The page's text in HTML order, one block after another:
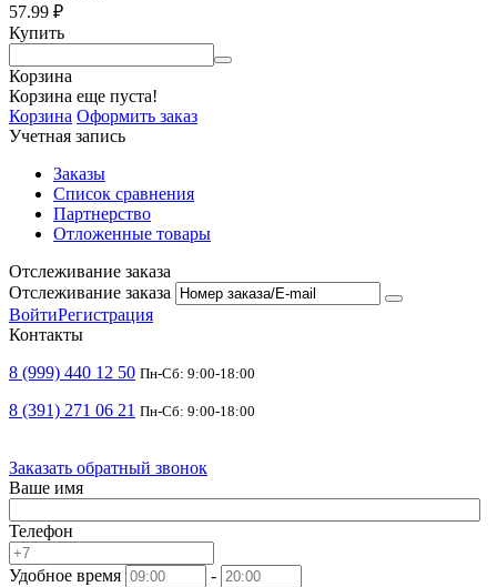
57.99 ₽
Купить
Корзина
Корзина еще пуста!
Корзина Оформить заказ
Учетная запись
Заказы
Список сравнения
Партнерство
Отложенные товары
Отслеживание заказа
Отслеживание заказа
ВойтиРегистрация
Контакты
8 (999) 440 12 50 Пн-Сб: 9:00-18:00
8 (391) 271 06 21 Пн-Сб: 9:00-18:00
Заказать обратный звонок
Ваше имя
Телефон
Удобное время
-